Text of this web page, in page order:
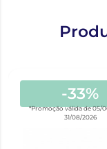
-33%
*Promoção válida de 05/
31/08/2026